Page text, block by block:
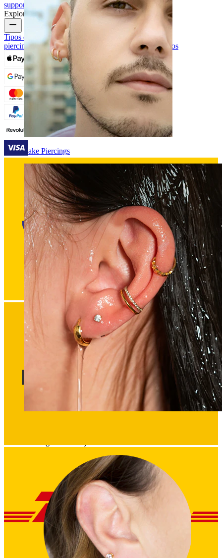
Fake Piercings
support
Explora
Tipos de joyas para piercings
Materiales de joyas para
piercingsProblemas frecuentes con Piercings y cuidados